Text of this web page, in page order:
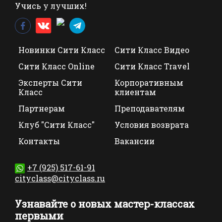
Учись у лучших!
Новинки Сити Класс
Сити Класс Видео
Сити Класс Online
Сити Класс Travel
Эксперты Сити
Класс
Корпоративным
клиентам
Партнерам
Преподавателям
Клуб "Сити Класс"
Условия возврата
Контакты
Вакансии
+7 (925) 517-61-91
cityclass@cityclass.ru
Узнавайте о новых мастер-классах
первыми